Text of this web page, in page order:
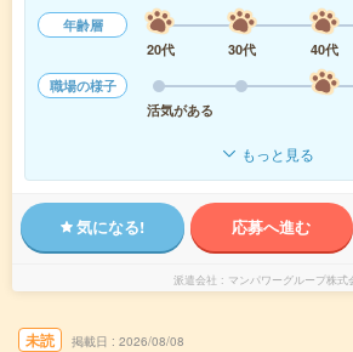
年齢層
20代
30代 40代
職場の様子
活気がある
もっと見る
気になる! 応募へ進む
派遣会社 マンパワーグループ株式
未読 掲載日 2026/08/08